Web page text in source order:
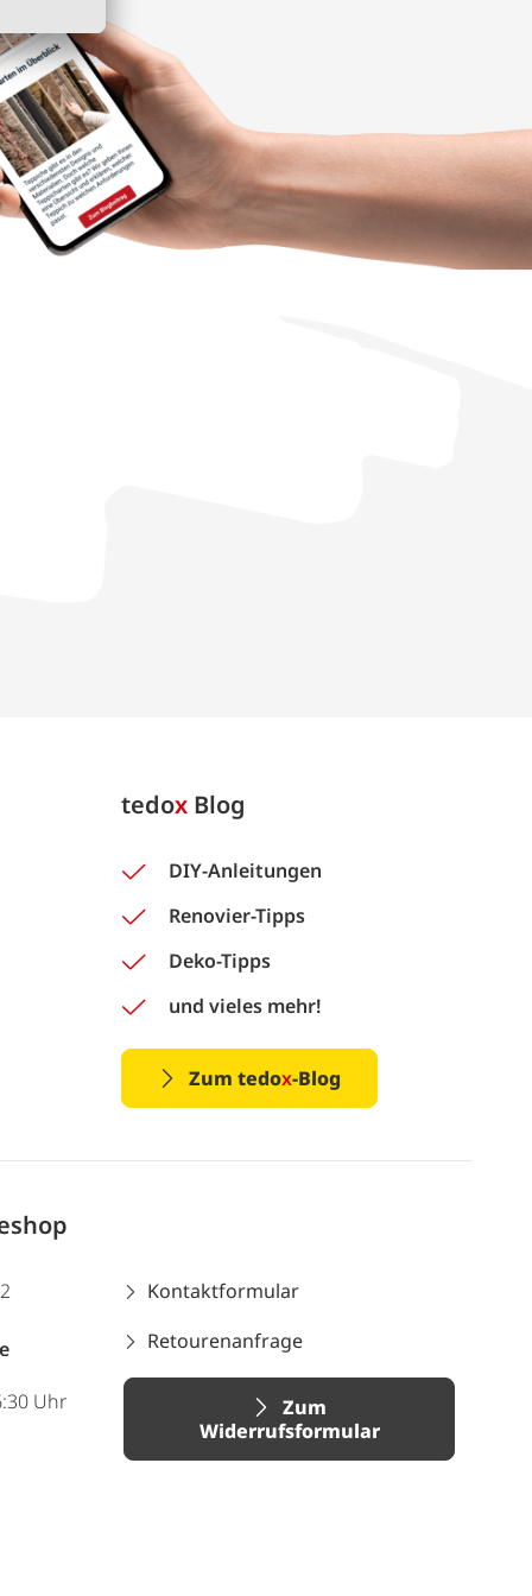
tedox Blog
DIY-Anleitungen
Renovier-Tipps
Deko-Tipps
und vieles mehr!
Zum tedox-Blog
Uhr
Kontaktformular
Retourenanfrage
Zum
Widerrufsformular